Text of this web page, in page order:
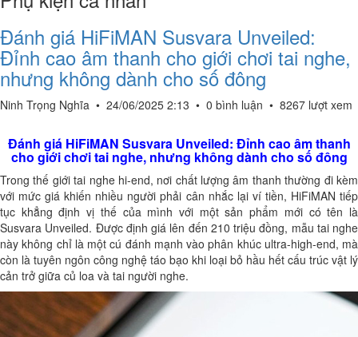
Đánh giá HiFiMAN Susvara Unveiled:
Đỉnh cao âm thanh cho giới chơi tai nghe,
nhưng không dành cho số đông
Ninh Trọng Nghĩa • 24/06/2025 2:13 • 0 bình luận • 8267 lượt xem
Đánh giá HiFiMAN Susvara Unveiled: Đỉnh cao âm thanh
cho giới chơi tai nghe, nhưng không dành cho số đông
Trong thế giới tai nghe hi-end, nơi chất lượng âm thanh thường đi kèm
với mức giá khiến nhiều người phải cân nhắc lại ví tiền, HiFiMAN tiếp
tục khẳng định vị thế của mình với một sản phẩm mới có tên là
Susvara Unveiled. Được định giá lên đến 210 triệu đồng, mẫu tai nghe
này không chỉ là một cú đánh mạnh vào phân khúc ultra-high-end, mà
còn là tuyên ngôn công nghệ táo bạo khi loại bỏ hầu hết cấu trúc vật lý
cản trở giữa củ loa và tai người nghe.